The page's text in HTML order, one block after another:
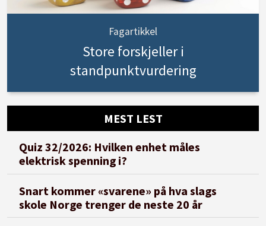
Fagartikkel
Store forskjeller i
standpunktvurdering
MEST LEST
Quiz 32/2026: Hvilken enhet måles
elektrisk spenning i?
Snart kommer «svarene» på hva slags
skole Norge trenger de neste 20 år